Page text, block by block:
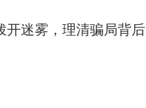
迷雾，理清骗局背后